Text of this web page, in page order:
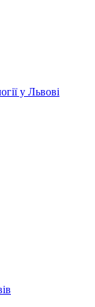
у Львові